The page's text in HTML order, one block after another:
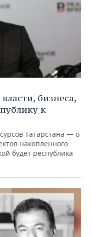
бизнеса,
к
Татарстана — о
накопленного
будет республика